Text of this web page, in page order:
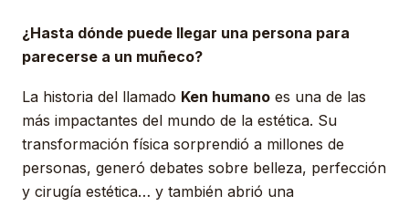
¿Hasta dónde puede llegar una persona para
parecerse a un muñeco?
La historia del llamado Ken humano es una de las
más impactantes del mundo de la estética. Su
transformación física sorprendió a millones de
personas, generó debates sobre belleza, perfección
y cirugía estética… y también abrió una